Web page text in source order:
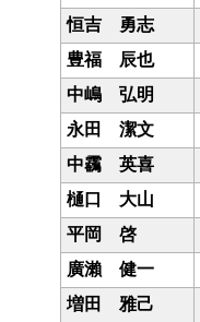
恒吉 勇志
豊福 辰也
中嶋 弘明
永田 潔文
中靏 英喜
樋口 大山
平岡 啓
廣瀨 健一
増田 雅己